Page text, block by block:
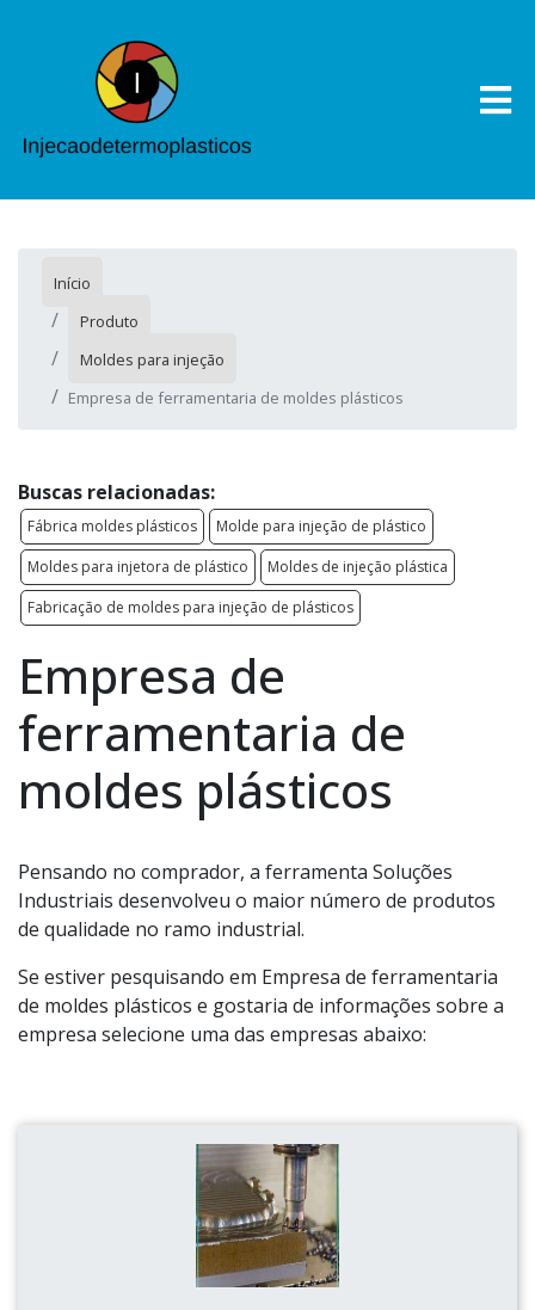
Início
Produto
Moldes para injeção
Empresa de ferramentaria de moldes plásticos
Buscas relacionadas:
Fábrica moldes plásticos
Molde para injeção de plástico
Moldes para injetora de plástico
Moldes de injeção plástica
Fabricação de moldes para injeção de plásticos
Empresa de
ferramentaria de
moldes plásticos
Pensando no comprador, a ferramenta Soluções
Industriais desenvolveu o maior número de produtos
de qualidade no ramo industrial.
Se estiver pesquisando em Empresa de ferramentaria
de moldes plásticos e gostaria de informações sobre a
empresa selecione uma das empresas abaixo: